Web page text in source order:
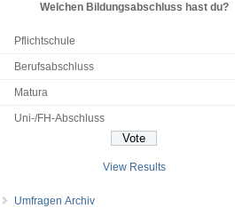
Welchen Bildungsabschluss hast du?
Pflichtschule
Berufsabschluss
Matura
Uni-/FH-Abschluss
View Results
Umfragen Archiv